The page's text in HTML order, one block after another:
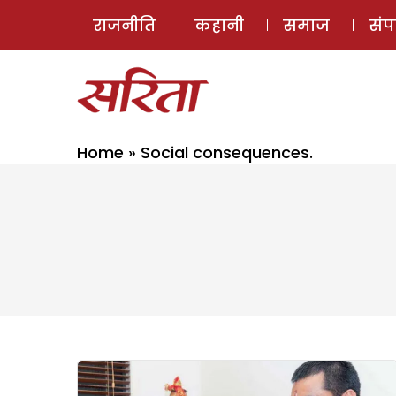
राजनीति कहानी समाज
Home » Social consequences.